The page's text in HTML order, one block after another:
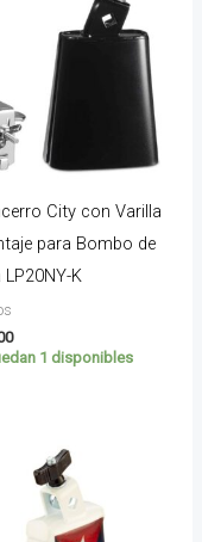
City con Varilla
para Bombo de
LP20NY-K
1 disponibles